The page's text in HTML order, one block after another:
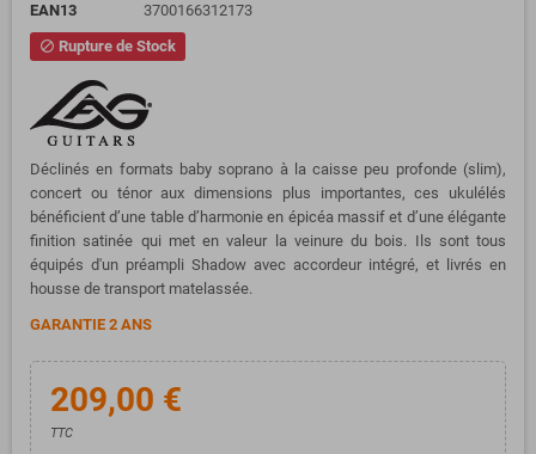
EAN13
3700166312173
block Rupture de Stock
Déclinés en formats baby soprano à la caisse peu profonde (slim),
concert ou ténor aux dimensions plus importantes, ces ukulélés
bénéficient d’une table d’harmonie en épicéa massif et d’une élégante
finition satinée qui met en valeur la veinure du bois. Ils sont tous
équipés d'un préampli Shadow avec accordeur intégré, et livrés en
housse de transport matelassée.
GARANTIE 2 ANS
209,00 €
TTC